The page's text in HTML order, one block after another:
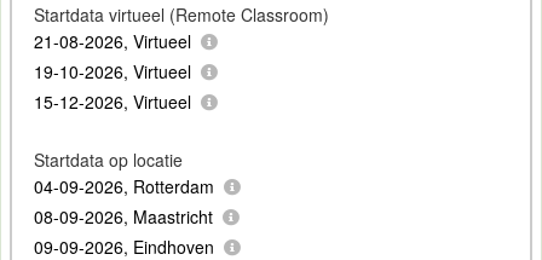
Startdata virtueel (Remote Classroom)
21-08-2026, Virtueel
19-10-2026, Virtueel
15-12-2026, Virtueel
Startdata op locatie
04-09-2026, Rotterdam
08-09-2026, Maastricht
09-09-2026, Eindhoven